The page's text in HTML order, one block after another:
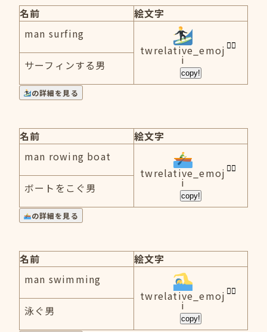
名前
絵文字
man surfing
twrelative_emoj
i
copy!
サーフィンする男
の詳細を見る
名前
絵文字
man rowing boat
twrelative_emoj
i
copy!
ボートをこぐ男
の詳細を見る
名前
絵文字
man swimming
twrelative_emoj
i
copy!
泳ぐ男